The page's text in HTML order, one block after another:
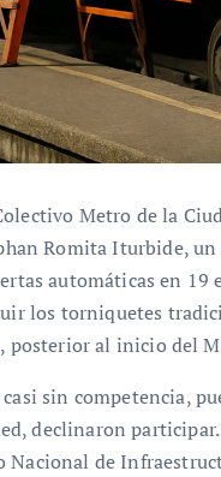
Metro de la
Romita Iturbide,
automáticas en
los torniquetes
posterior al inicio del
sin competencia,
declinaron
Nacional de